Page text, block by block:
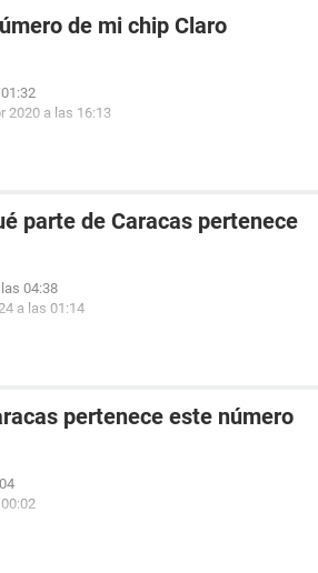
de mi chip Claro
2020 a las 16:13
parte de Caracas pertenece
04:38
a las 01:14
pertenece este número